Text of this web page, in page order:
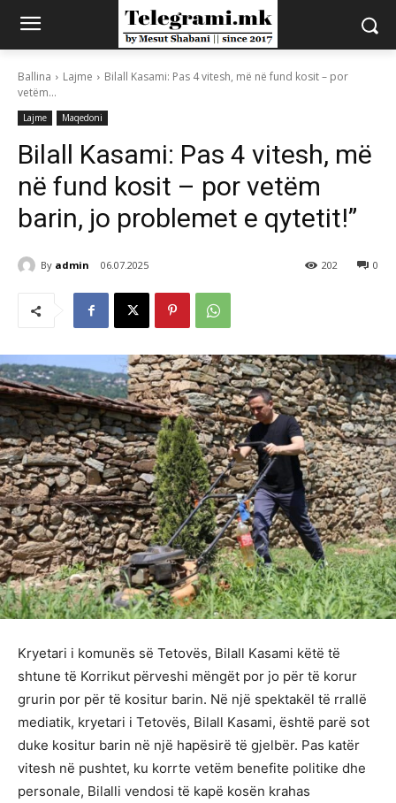
Ballina Lajme
Bilall Kasami: Pas 4 vitesh, më në fund kosit – por
vetëm...
Lajme Maqedoni
Bilall Kasami: Pas 4 vitesh, më
në fund kosit – por vetëm
barin, jo problemet e qytetit!”
By admin 06.07.2025 0
202
Kryetari i komunës së Tetovës, Bilall Kasami këtë të
shtune të Korrikut përveshi mëngët por jo për të korur
grurin por për të kositur barin. Në një spektakël të rrallë
mediatik, kryetari i Tetovës, Bilall Kasami, është parë sot
duke kositur barin në një hapësirë të gjelbër. Pas katër
vitesh në pushtet, ku korrte vetëm benefite politike dhe
personale, Bilalli vendosi të kapë kosën krahas